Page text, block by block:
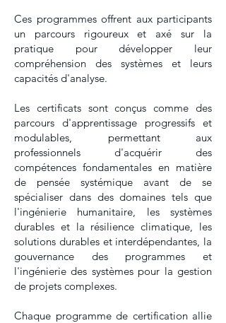
Ces programmes offrent aux participants
un parcours rigoureux et axé sur la
pratique pour développer leur
compréhension des systèmes et leurs
capacités d'analyse.
Les certificats sont conçus comme des
parcours d'apprentissage progressifs et
modulables, permettant aux
professionnels d'acquérir des
compétences fondamentales en matière
de pensée systémique avant de se
spécialiser dans des domaines tels que
l'ingénierie humanitaire, les systèmes
durables et la résilience climatique, les
solutions durables et interdépendantes, la
gouvernance des programmes et
l'ingénierie des systèmes pour la gestion
de projets complexes.
Chaque programme de certification allie